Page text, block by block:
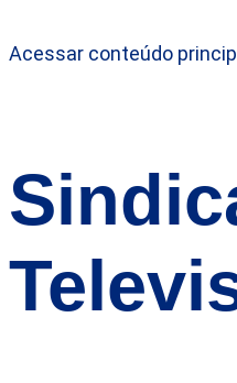
Acessar conteúdo